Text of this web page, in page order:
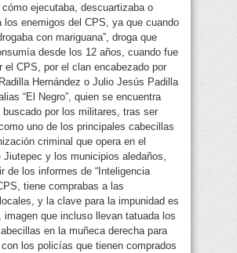
cómo ejecutaba, descuartizaba o
los enemigos del CPS, ya que cuando
con mariguana”, droga que
desde los 12 años, cuando fue
el CPS, por el clan encabezado por
Hernández o Julio Jesús Padilla
“El Negro”, quien se encuentra
buscado por los militares, tras ser
uno de los principales cabecillas
criminal que opera en el
Jiutepec y los municipios aledaños,
de los informes de “Inteligencia
tiene comprabas a las
y la clave para la impunidad es
imagen que incluso llevan tatuada los
en la muñeca derecha para
los policías que tienen comprados